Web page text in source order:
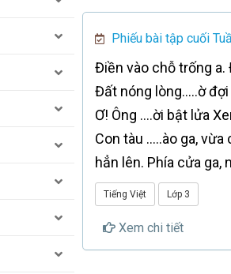
Phiếu bài tập cuối
Điền vào chỗ trống
Đất nóng lòng…..ờ
Ơ! Ông ….ời bật lửa
Con tàu …..ào ga,
hẳn lên. Phía cửa
Tiếng Việt Lớp 3
Xem chi tiết